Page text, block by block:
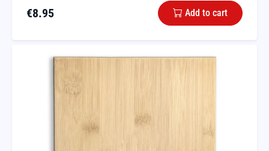
€8.95 Add to cart